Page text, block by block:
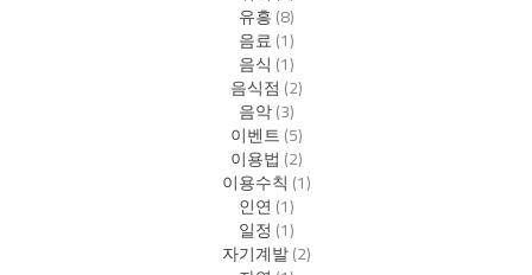
유흥(8)
음료(1)
음식 (1)
음식점 (2)
음악(3)
이벤트(5)
이용법 (2)
이용수칙 (1)
인연(1)
일정 (1)
자기계발(2)